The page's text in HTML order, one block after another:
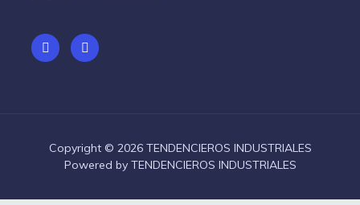
Copyright © 2026 TENDENCIEROS INDUSTRIALES
Powered by TENDENCIEROS INDUSTRIALES